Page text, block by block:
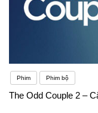
Phim Phim bộ
The Odd Couple 2 –